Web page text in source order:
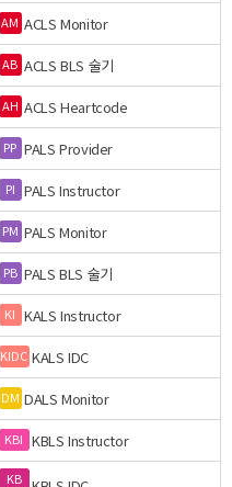
AM ACLS Monitor
AB ACLS BLS 술기
AH ACLS Heartcode
PP PALS Provider
PI PALS Instructor
PM PALS Monitor
PB PALS BLS 술기
KI KALS Instructor
KIDC KALS IDC
DM DALS Monitor
KBI KBLS Instructor
KB